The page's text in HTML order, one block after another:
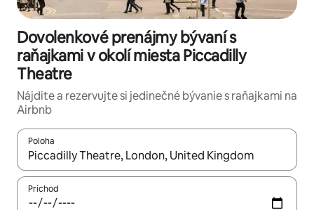
Dovolenkové prenájmy bývaní s
raňajkami v okolí miesta Piccadilly
Theatre
Nájdite a rezervujte si jedinečné bývanie s raňajkami na
Airbnb
Poloha
Keď budú výsledky k dispozícii, môžete si ich prechádzať
Príchod